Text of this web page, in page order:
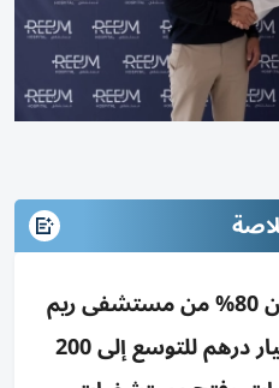
أرادَ تستحوذ على أكثر من 80% من مستشفى ريم
بأبوظبي باستثمار 2 مليار درهم للتوسع إلى 200